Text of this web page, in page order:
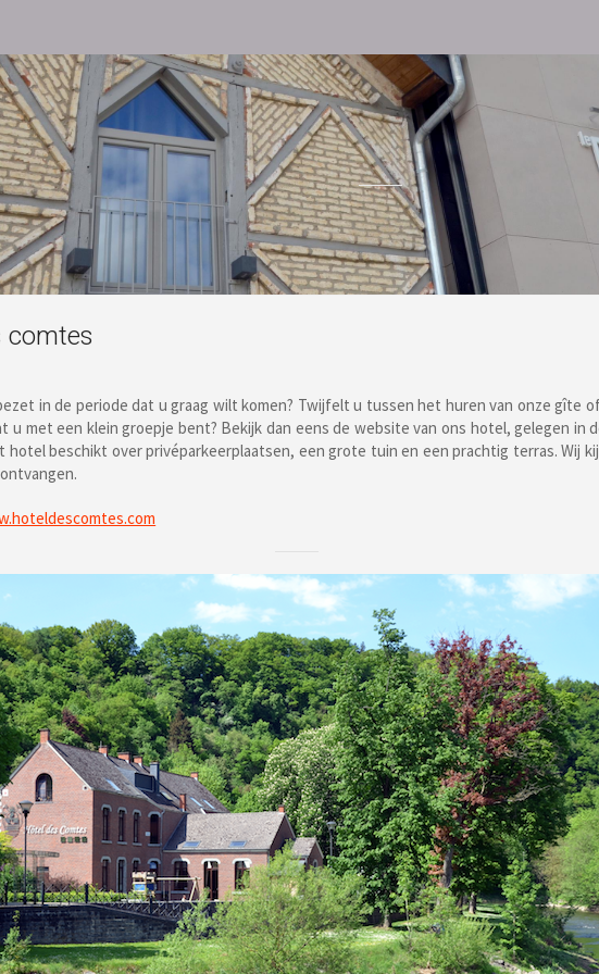
comtes
in de periode dat u graag wilt komen? Twijfelt u tussen het huren van onze gîte
u met een klein groepje bent? Bekijk dan eens de website van ons hotel, gelegen in
hotel beschikt over privéparkeerplaatsen, een grote tuin en een prachtig terras. Wij